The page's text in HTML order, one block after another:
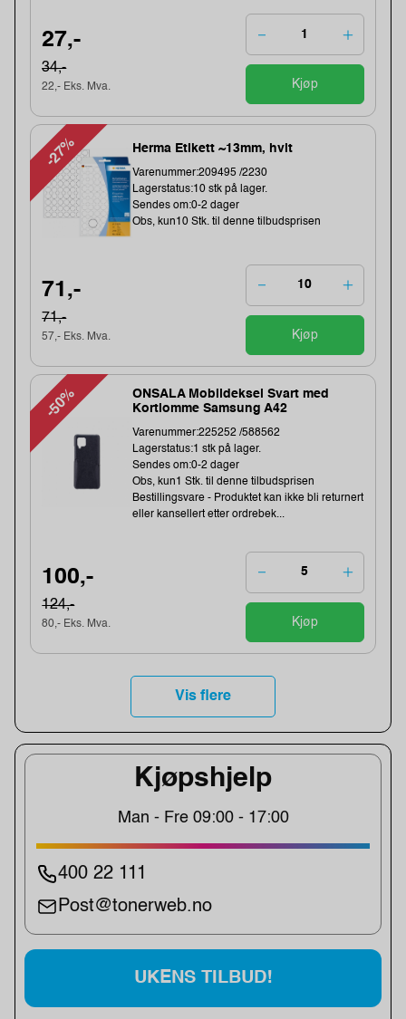
Kjøpshjelp
Man - Fre 09:00 - 17:00
400 22 111
Post@tonerweb.no
UKENS TILBUD!
27,-
34,-
22,- Eks. Mva. Kjøp
-27% Herma Etikett ~13mm, hvit
Varenummer:209495 /2230
Lagerstatus:10 stk på lager.
Sendes om:0-2 dager
Obs, kun10 Stk. til denne tilbudsprisen
71,-
71,-
57,- Eks. Mva. Kjøp
-50%
ONSALA Mobildeksel Svart med
Kortlomme Samsung A42
Varenummer:225252 /588562
Lagerstatus:1 stk på lager.
Sendes om:0-2 dager
Obs, kun1 Stk. til denne tilbudsprisen
Bestillingsvare - Produktet kan ikke bli returnert
eller kansellert etter ordrebek...
100,-
124,-
80,- Eks. Mva. Kjøp
Vis flere